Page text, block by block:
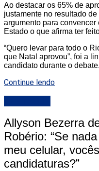
Ao destacar os 65% de
justamente no resultado
argumento para
Estado o que afirma ter
“Quero levar para todo o
que Natal aprovou”, foi a
candidato durante o debate.
Continue lendo
Allyson Bezerra
Robério: “Se
meu celular,
candidaturas?”